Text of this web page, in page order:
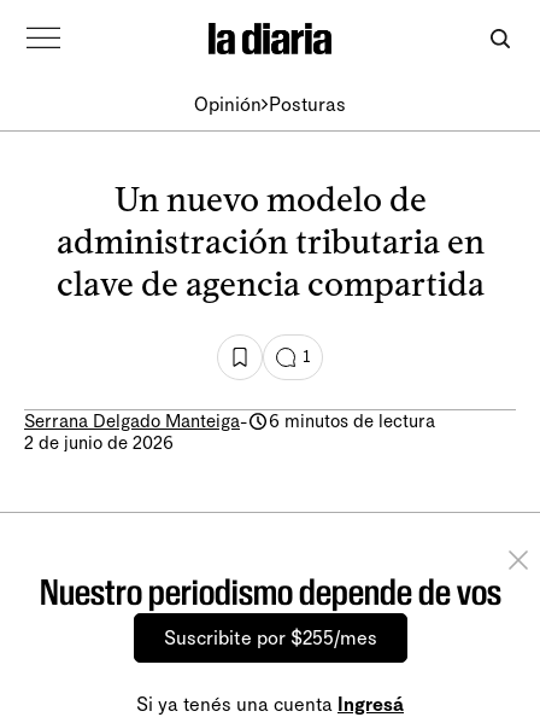
Opinión Posturas
Un nuevo modelo de
administración tributaria en
clave de agencia compartida
1
Serrana Delgado Manteiga-
6 minutos de lectura
2 de junio de 2026
Nuestro periodismo depende de vos
Suscribite por $255/mes
Si ya tenés una cuenta Ingresá